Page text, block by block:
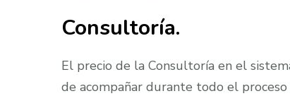
Consultoría.
El precio de la Consultoría en el
de acompañar durante todo el